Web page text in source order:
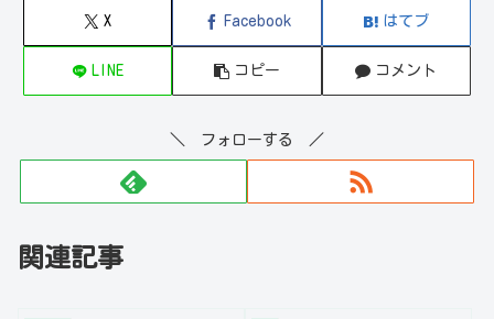
X Facebook はてブ
LINE コピー コメント
＼ フォローする ／
関連記事